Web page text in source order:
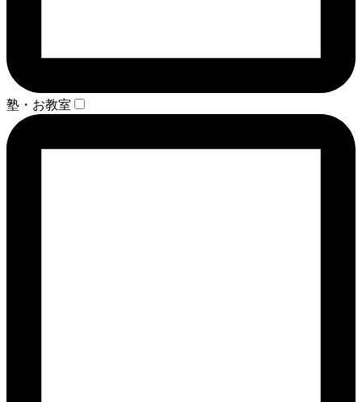
塾・お教室